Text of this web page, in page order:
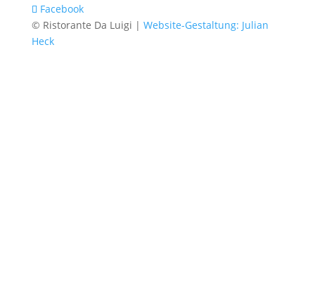
Facebook
© Ristorante Da Luigi | Website-Gestaltung: Julian
Heck